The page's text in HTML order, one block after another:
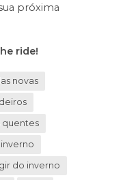
próxima
ride!
novas
quentes
do inverno